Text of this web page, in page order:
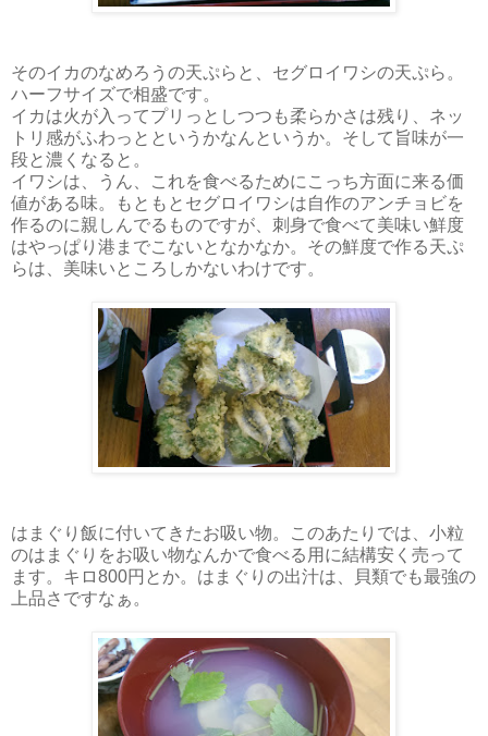
そのイカのなめろうの天ぷらと、セグロイワシの天ぷら。
ハーフサイズで相盛です。
イカは火が入ってプリっとしつつも柔らかさは残り、ネッ
トリ感がふわっとというかなんというか。そして旨味が一
段と濃くなると。
イワシは、うん、これを食べるためにこっち方面に来る価
値がある味。もともとセグロイワシは自作のアンチョビを
作るのに親しんでるものですが、刺身で食べて美味い鮮度
はやっぱり港までこないとなかなか。その鮮度で作る天ぷ
らは、美味いところしかないわけです。
はまぐり飯に付いてきたお吸い物。このあたりでは、小粒
のはまぐりをお吸い物なんかで食べる用に結構安く売って
ます。キロ800円とか。はまぐりの出汁は、貝類でも最強の
上品さですなぁ。